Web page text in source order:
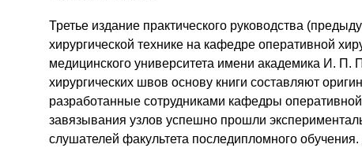
Третье издание практического руководства
хирургической технике на кафедре оперативной
медицинского университета имени академика И.
хирургических швов основу книги составляют
разработанные сотрудниками кафедры
завязывания узлов успешно прошли
слушателей факультета последипломного